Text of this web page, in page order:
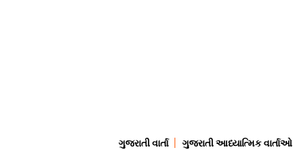
ગુજરાતી વાર્તા ગુજરાતી આધ્યાત્મિક વાર્તાઓ